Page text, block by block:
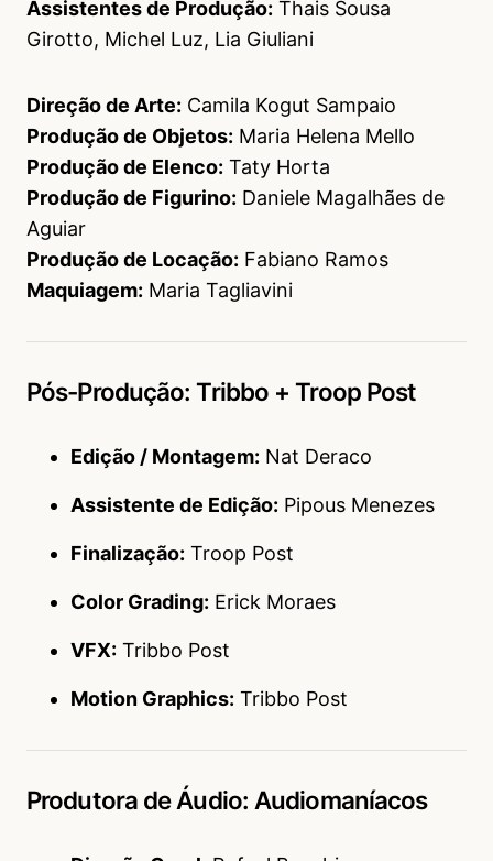
Assistentes de Produção: Thais Sousa
Girotto, Michel Luz, Lia Giuliani
Direção de Arte: Camila Kogut Sampaio
Produção de Objetos: Maria Helena Mello
Produção de Elenco: Taty Horta
Produção de Figurino: Daniele Magalhães de
Aguiar
Produção de Locação: Fabiano Ramos
Maquiagem: Maria Tagliavini
Pós-Produção: Tribbo + Troop Post
Edição / Montagem: Nat Deraco
Assistente de Edição: Pipous Menezes
Finalização: Troop Post
Color Grading: Erick Moraes
VFX: Tribbo Post
Motion Graphics: Tribbo Post
Produtora de Áudio: Audiomaníacos